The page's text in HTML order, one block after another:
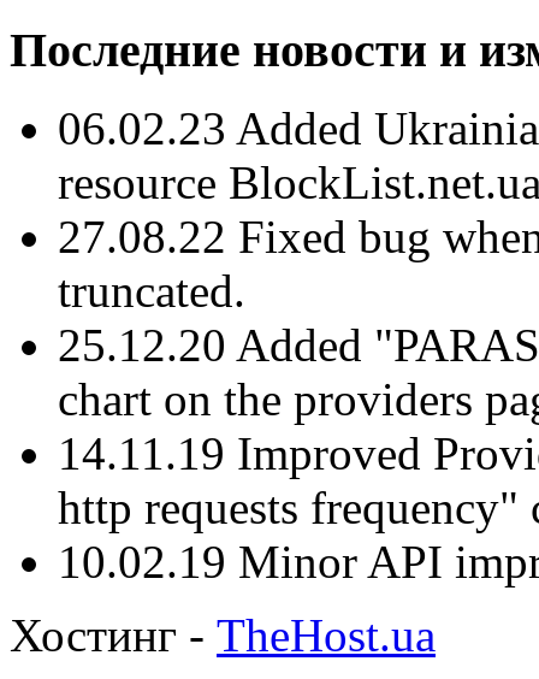
Последние новости и
06.02.23 Added
resource
27.08.22 Fixed bug
truncated.
25.12.20 Added
chart on the providers
14.11.19 Improved
http requests frequency"
10.02.19 Minor API
Хостинг - TheHost.ua